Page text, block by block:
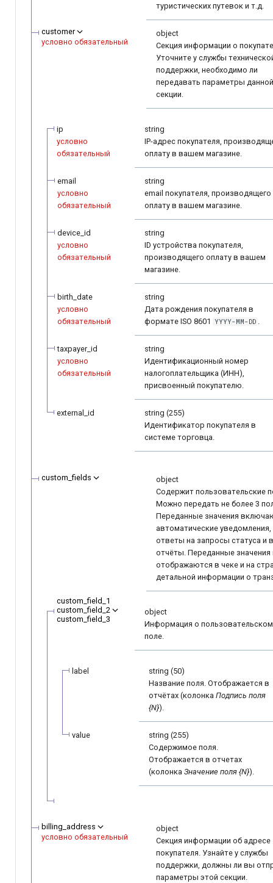
туристических путевок и т.д.
customer
условно обязательный
object
Секция информации о
Уточните у службы
поддержки, необходимо ли
передавать параметры данной
секции.
ip
условно
обязательный
string
IP-адрес покупателя,
оплату в вашем магазине.
email
условно
обязательный
string
email покупателя, производящего
оплату в вашем магазине.
device_id
условно
обязательный
string
ID устройства покупателя,
производящего оплату в вашем
магазине.
birth_date
условно
обязательный
string
Дата рождения покупателя в
формате ISO 8601 YYYY-MM-DD
taxpayer_id
условно
обязательный
string
Идентификационный номер
налогоплательщика (ИНН),
присвоенный покупателю.
external_id
string (255)
Идентификатор покупателя в
системе торговца.
custom_fields
object
Содержит пользовательские
Можно передать не более 3
Переданные значения
автоматические уведомления,
ответы на запросы статуса и в
отчёты. Переданные значения
отображаются в чеке и на
детальной информации о
custom_field_1
custom_field_2
custom_field_3
object
Информация о пользовательском
поле.
label
string (50)
Название поля. Отображается в
отчётах (колонка Подпись поля
{N}).
value
string (255)
Содержимое поля.
Отображается в отчетах
(колонка Значение поля {N}).
billing_address
условно обязательный
object
Секция информации об адресе
покупателя. Узнайте у службы
поддержки, должны ли вы
параметры этой секции.